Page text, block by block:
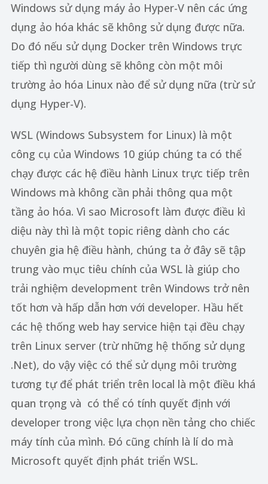
Windows sử dụng máy ảo Hyper-V nên các ứng
dụng ảo hóa khác sẽ không sử dụng được nữa.
Do đó nếu sử dụng Docker trên Windows trực
tiếp thì người dùng sẽ không còn một môi
trường ảo hóa Linux nào để sử dụng nữa (trừ sử
dụng Hyper-V).
WSL (Windows Subsystem for Linux) là một
công cụ của Windows 10 giúp chúng ta có thể
chạy được các hệ điều hành Linux trực tiếp trên
Windows mà không cần phải thông qua một
tầng ảo hóa. Vì sao Microsoft làm được điều kì
diệu này thì là một topic riêng dành cho các
chuyên gia hệ điều hành, chúng ta ở đây sẽ tập
trung vào mục tiêu chính của WSL là giúp cho
trải nghiệm development trên Windows trở nên
tốt hơn và hấp dẫn hơn với developer. Hầu hết
các hệ thống web hay service hiện tại đều chạy
trên Linux server (trừ những hệ thống sử dụng
.Net), do vậy việc có thể sử dụng môi trường
tương tự để phát triển trên local là một điều khá
quan trọng và có thể có tính quyết định với
developer trong việc lựa chọn nền tảng cho chiếc
máy tính của mình. Đó cũng chính là lí do mà
Microsoft quyết định phát triển WSL.